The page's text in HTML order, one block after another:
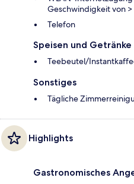
Geschwindigkeit von
Telefon
Speisen und Getränke
Teebeutel/
Sonstiges
Tägliche
Highlights
Gastronomisches